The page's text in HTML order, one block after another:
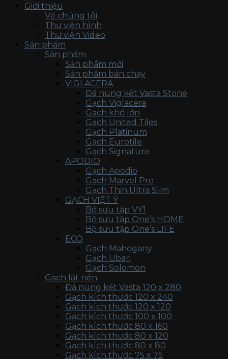
Giới thiệu
Về chúng tôi
Thư viện hình
Thư viện Video
Sản phẩm
Sản phẩm
Sản phẩm mới
Sản phẩm bán chạy
VIGLACERA
Đá nung kết Vasta Stone
Gạch Viglacera
Gạch khổ lớn
Gạch United Tiles
Gạch Platinum
Gạch Eurotile
Gạch Signature
APODIO
Gạch Apodio
Gạch Marvel Pro
Gạch Thin Ultra Slim
GẠCH VIỆT Ý
Bộ sưu tập VY1
Bộ sưu tập One’s HOME
Bộ sưu tập One’s LIFE
ECO
Gạch Mahogany
Gạch Ubari
Gạch Solomon
Gạch lát nền
Đá nung kết Vasta 120 x 280
Gạch kích thước 120 x 240
Gạch kích thước 120 x 120
Gạch kích thước 100 x 100
Gạch kích thước 80 x 160
Gạch kích thước 80 x 120
Gạch kích thước 80 x 80
Gạch kích thước 75 x 75